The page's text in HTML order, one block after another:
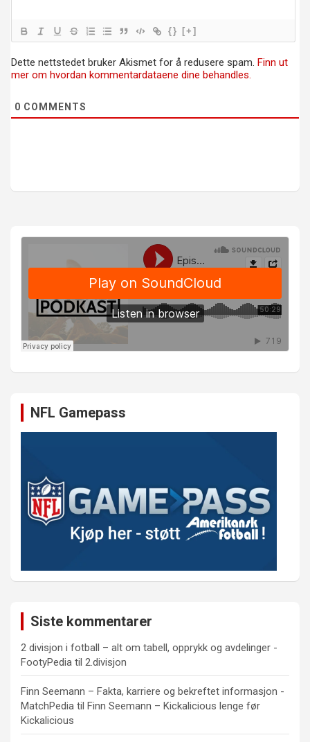
{} [+]
Dette nettstedet bruker Akismet for å redusere spam. Finn ut
mer om hvordan kommentardataene dine behandles.
0 COMMENTS
NFL Gamepass
Siste kommentarer
2 divisjon i fotball – alt om tabell, opprykk og avdelinger -
FootyPedia til 2.divisjon
Finn Seemann – Fakta, karriere og bekreftet informasjon -
MatchPedia til Finn Seemann – Kickalicious lenge før
Kickalicious